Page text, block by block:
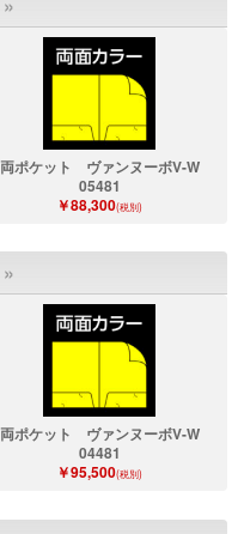
両ポケット ヴァンヌーボV-W
05481
￥88,300(税別)
»
両ポケット ヴァンヌーボV-W
04481
￥95,500(税別)